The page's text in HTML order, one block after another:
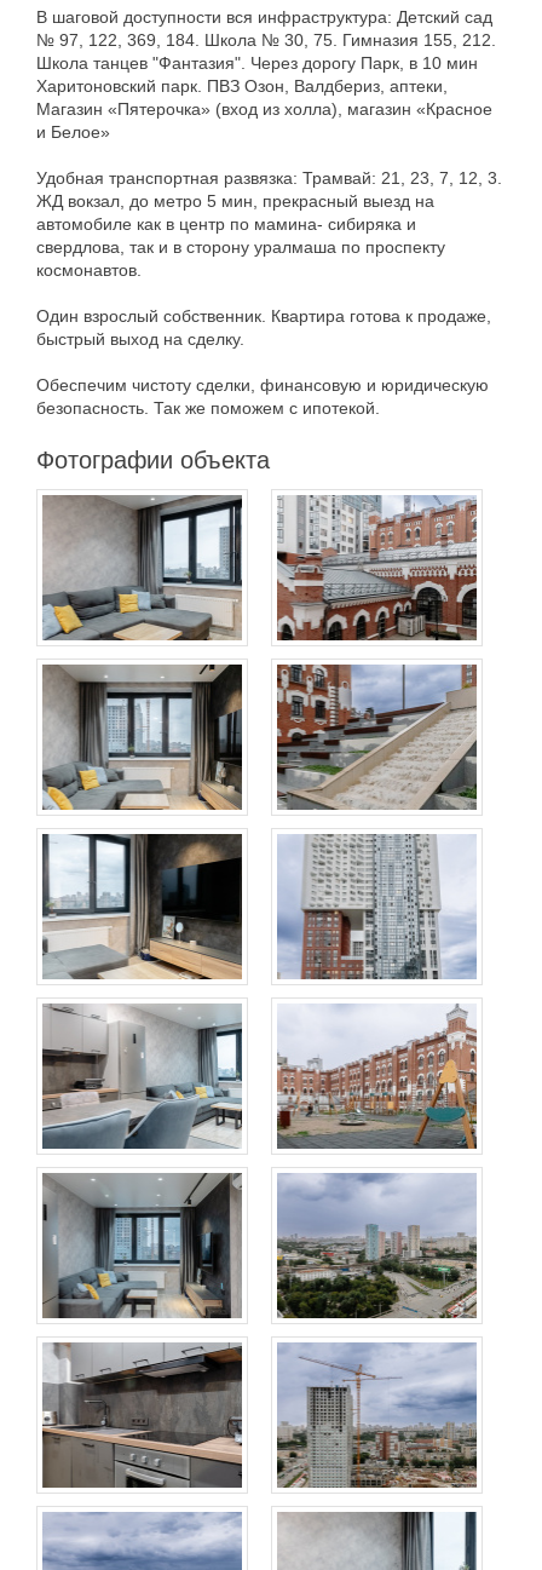
В шаговой доступности вся инфраструктура: Детский сад
№ 97, 122, 369, 184. Школа № 30, 75. Гимназия 155, 212.
Школа танцев "Фантазия". Через дорогу Парк, в 10 мин
Харитоновский парк. ПВЗ Озон, Валдбериз, аптеки,
Магазин «Пятерочка» (вход из холла), магазин «Красное
и Белое»
Удобная транспортная развязка: Трамвай: 21, 23, 7, 12, 3.
ЖД вокзал, до метро 5 мин, прекрасный выезд на
автомобиле как в центр по мамина- сибиряка и
свердлова, так и в сторону уралмаша по проспекту
космонавтов.
Один взрослый собственник. Квартира готова к продаже,
быстрый выход на сделку.
Обеспечим чистоту сделки, финансовую и юридическую
безопасность. Так же поможем с ипотекой.
Фотографии объекта